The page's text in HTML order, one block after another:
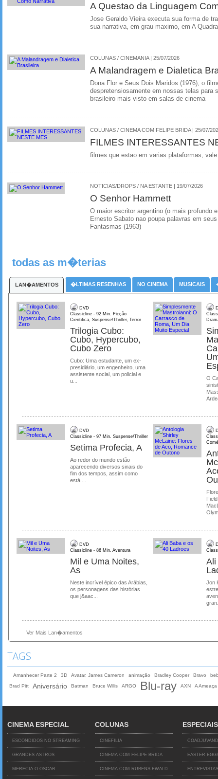
A Questao da Linguagem
Jose Geraldo Vieira executa sua forma de
sua narrativa, em grau maximo, em A
COLUNAS / CINEMANIA | 25/07/2026
A Malandragem e Dialetica
Dona Flor e Seus Dois Maridos (1976), o
despretensiosamente em nossas telas para
brasileiro mais visto em salas de cinema
COLUNAS / CINEMA COM FELIPE BRIDA | 25/07/
FILMES INTERESSANTES
filmes que estao em varias plataformas,
NOTICIAS/DROPS / NA ESTANTE | 19/07/2026
O Senhor Hammett
O maior escritor argentino (o mais profundo
Ernesto Sabato nao poupa palavras em
Fantasmas (1963)
todas as m�terias
LAN�AMENTOS �LTIMAS RESENHAS NO CINEMA MUSICAIS
DVD
Classicline - 92 Min. Ficção
Cientifica, Suspense/Thriller, Terror
Trilogia Cubo:
Cubo, Hypercubo,
Cubo Zero
Cubo: Uma estudante, um ex-
presidiário, um engenheiro, uma
assistente social, um policial e
u...
O
DVD
Classicline - 97 Min. Suspense/Thriller
Setima Profecia, A
Ao redor do mundo estão
aparecendo diversos sinais do
fim dos tempos, assim como
está ...
DVD
Classicline - 86 Min. Aventura
Mil e Uma Noites,
As
Neste incrível épico das Arábias,
os personagens das histórias
que j&aac...
Ali
Jon
Ver Mais Lan�amentos
TAGS
Amanhecer Parte 2 3D Avatar, James Cameron animação Bradley Cooper Bravo
Brad Pitt
Aniversário Batman Bruce Willis ARGO Blu-ray AXN A
CINEMA ESPECIAL
ESCONDIDOS NO STREAMING
GRANDES ASTROS
MERECIA O OSCAR
COLUNAS
CINEFILIA
CINEMA COM FELIPE BRIDA
CINEMA COM RUBENS EWALD
ESPECIAIS
EASTER
ENTREVISTAS